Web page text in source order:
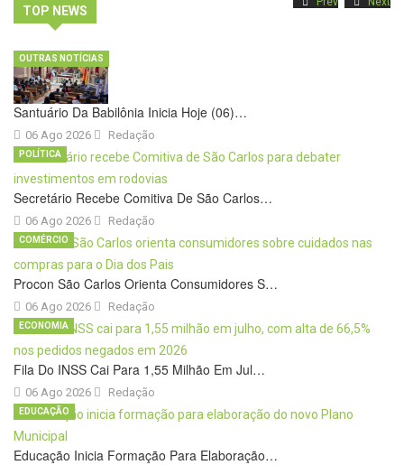
TOP NEWS
Santuário Da Babilônia Inicia Hoje (06)…
06 Ago 2026
OUTRAS NOTÍCIAS
Redação
Secretário Recebe Comitiva De São Carlos…
06 Ago 2026
POLÍTICA
Redação
Procon São Carlos Orienta Consumidores S…
06 Ago 2026
COMÉRCIO
Redação
Fila Do INSS Cai Para 1,55 Milhão Em Jul…
06 Ago 2026
ECONOMIA
Redação
Educação Inicia Formação Para Elaboração…
EDUCAÇÃO